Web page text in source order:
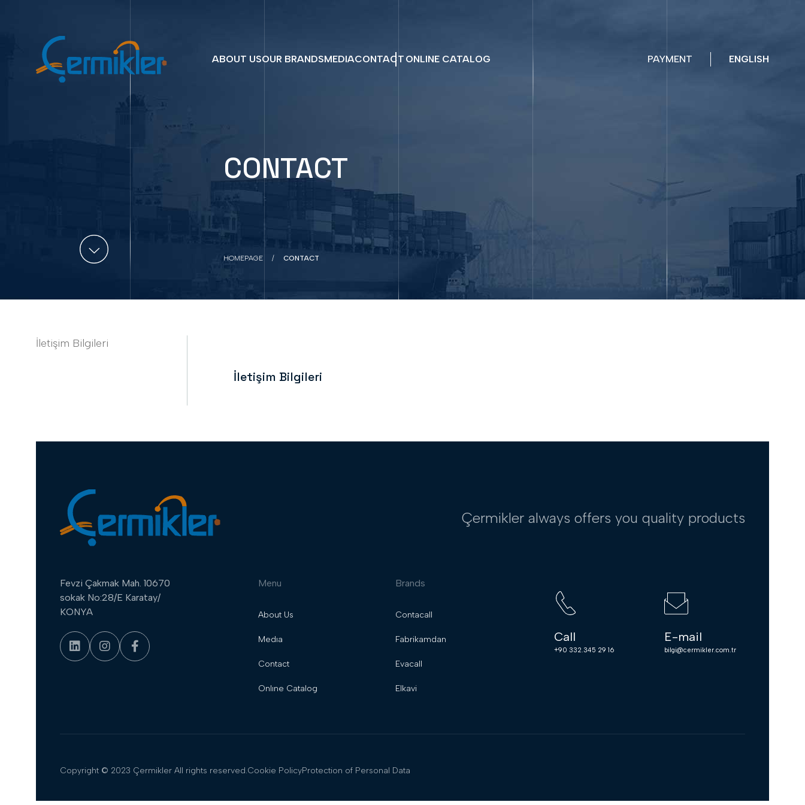
ABOUT USOUR BRANDSMEDIACONTACT ONLINE CATALOG PAYMENT ENGLISH
CONTACT
HOMEPAGE CONTACT
İletişim Bilgileri
İletişim Bilgileri
Çermikler always offers you quality products
Fevzi Çakmak Mah. 10670
sokak No:28/E Karatay/
KONYA
Menu
About Us
Medıa
Contact
Onlıne Catalog
Brands
Contacall
Fabrikamdan
Evacall
Elkavi
Call
+90 332.345 29 16
E-mail
bilgi@cermikler.com.tr
Copyright © 2023 Çermikler All rights reserved.Cookie PolicyProtection of Personal Data